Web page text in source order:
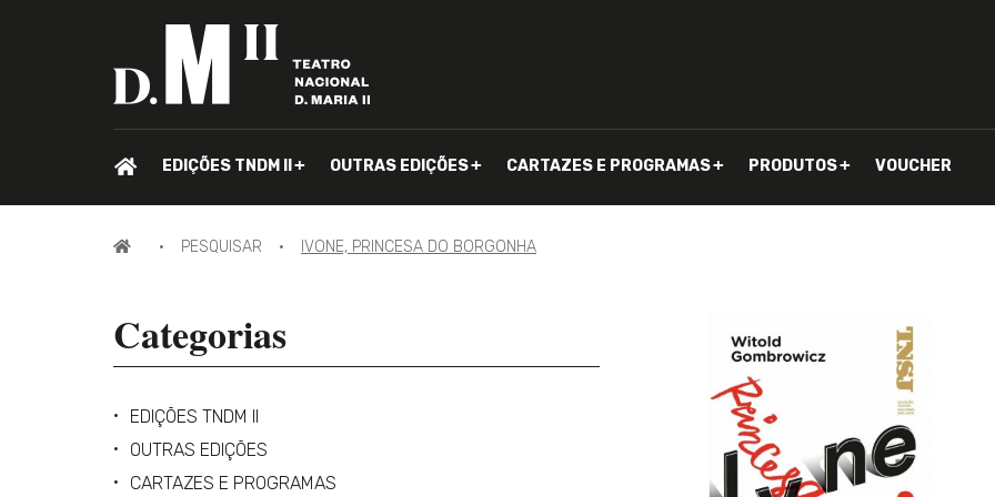
PÁGINA
EDIÇÕES TNDM II OUTRAS EDIÇÕES CARTAZES E PROGRAMAS PRODUTOS VOUCHER
PÁGINA PESQUISAR IVONE, PRINCESA DO BORGONHA
Categorias
EDIÇÕES TNDM II
OUTRAS EDIÇÕES
CARTAZES E PROGRAMAS